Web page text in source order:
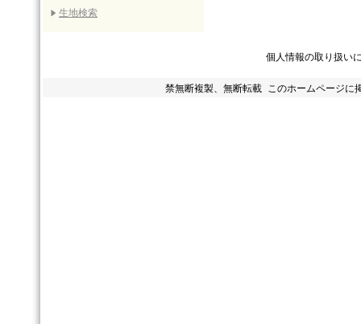
生地検索
個人情報の取り扱い
禁無断複製、無断転載 このホームページに